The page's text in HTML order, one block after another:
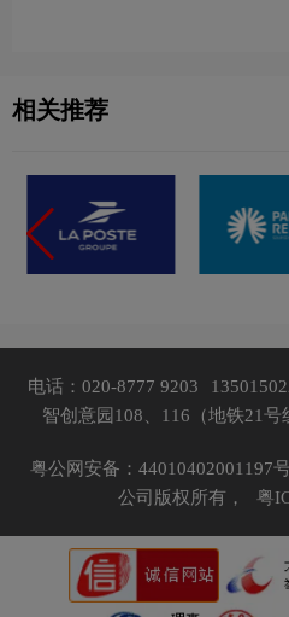
相关推荐
电话：020-8777 9203
智创意园108、116（地铁21号
粤公网安备：44010402001197号
公司版权所有，
粤